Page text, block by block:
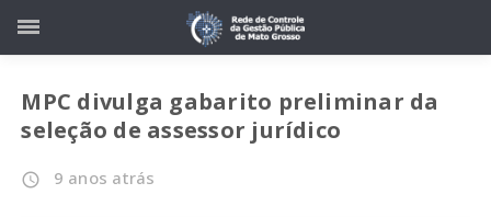
MPC divulga gabarito preliminar da
seleção de assessor jurídico
access_time 9 anos atrás